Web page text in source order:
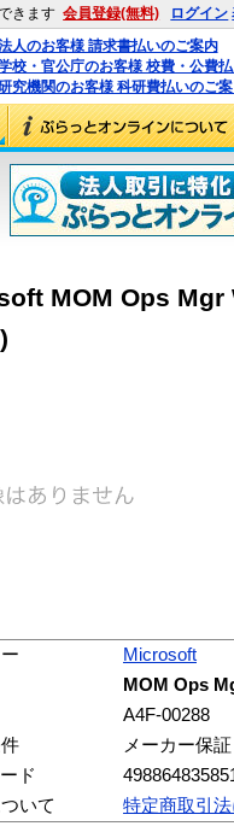
きます 会員登録(無料) ログイン
人のお客様 請求書払いのご案内
校・官公庁のお客様 校費・公費
究機関のお客様 科研費払いのご
MOM Ops Mgr
Microsoft
MOM Ops
A4F-00288
メーカー保証
ド
いて
特定商取引